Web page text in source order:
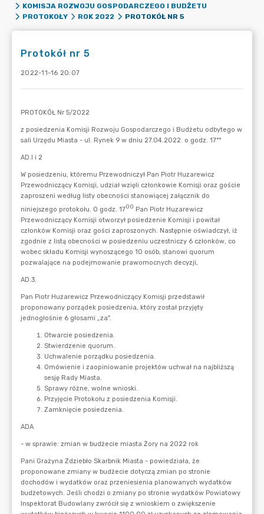
KOMISJA ROZWOJU GOSPODARCZEGO I BUDŻETU
PROTOKOŁY
ROK 2022 PROTOKÓŁ NR 5
Protokół nr 5
2022-11-16 20:07